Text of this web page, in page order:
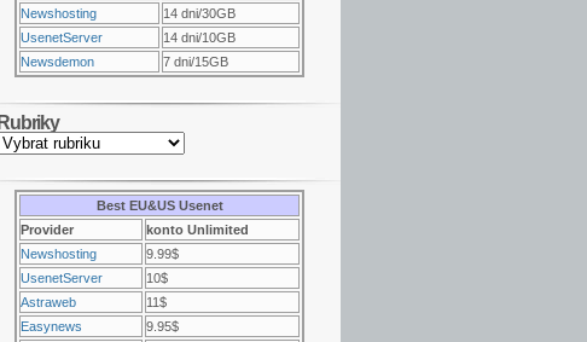
Newshosting
14 dni/30GB
UsenetServer
14 dni/10GB
Newsdemon
7 dni/15GB
Best EU&US Usenet
Provider
konto Unlimited
Newshosting
9.99$
UsenetServer
10$
Astraweb
11$
Easynews
9.95$